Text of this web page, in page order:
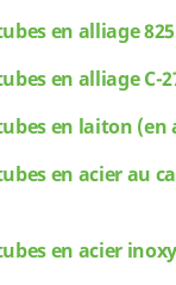
en alliage
en alliage C-
en laiton (en
en acier au
en acier